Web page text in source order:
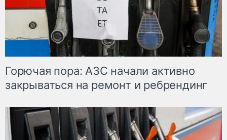
Горючая пора: АЗС начали активно
закрываться на ремонт и ребрендинг